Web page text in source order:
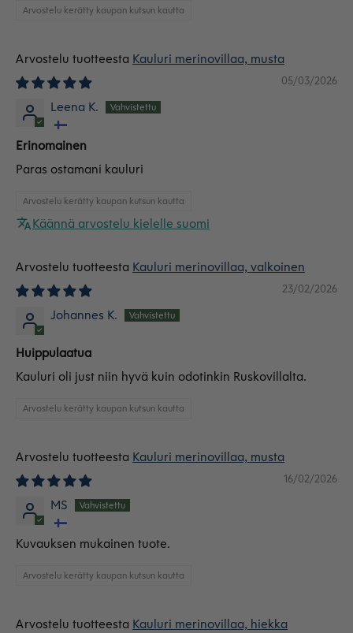
Arvostelu kerätty kaupan kutsun kautta
Kauluri merinovillaa, musta
05/03/2026
Leena K.
Erinomainen
Paras ostamani kauluri
Arvostelu kerätty kaupan kutsun kautta
Käännä arvostelu kielelle suomi
Kauluri merinovillaa, valkoinen
23/02/2026
Johannes K.
Huippulaatua
Kauluri oli just niin hyvä kuin odotinkin Ruskovillalta.
Arvostelu kerätty kaupan kutsun kautta
Kauluri merinovillaa, musta
16/02/2026
MS
Kuvauksen mukainen tuote.
Arvostelu kerätty kaupan kutsun kautta
Kauluri merinovillaa, hiekka